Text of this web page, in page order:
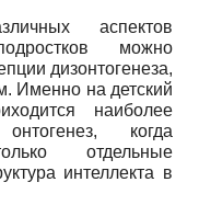
аспектов
можно
дизонтогенеза,
Именно на детский
наиболее
когда
отдельные
интеллекта в